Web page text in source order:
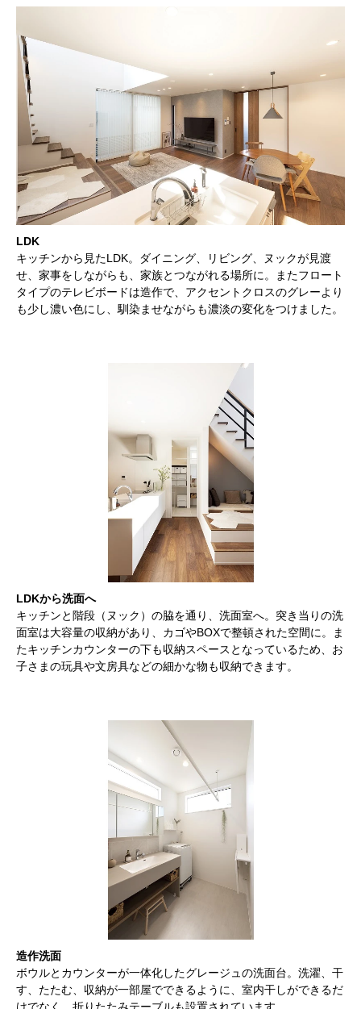
LDK
キッチンから見たLDK。ダイニング、リビング、ヌックが見渡
せ、家事をしながらも、家族とつながれる場所に。またフロート
タイプのテレビボードは造作で、アクセントクロスのグレーより
も少し濃い色にし、馴染ませながらも濃淡の変化をつけました。
LDKから洗面へ
キッチンと階段（ヌック）の脇を通り、洗面室へ。突き当りの洗
面室は大容量の収納があり、カゴやBOXで整頓された空間に。ま
たキッチンカウンターの下も収納スペースとなっているため、お
子さまの玩具や文房具などの細かな物も収納できます。
造作洗面
ボウルとカウンターが一体化したグレージュの洗面台。洗濯、干
す、たたむ、収納が一部屋でできるように、室内干しができるだ